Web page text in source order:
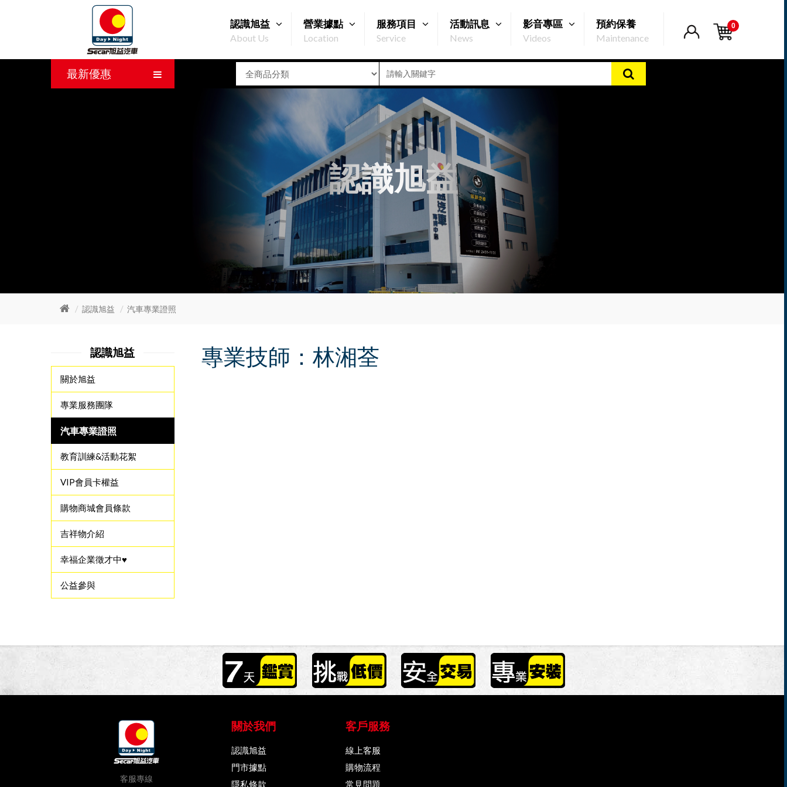
0
認識旭益
About Us
營業據點
Location
服務項目
Service
活動訊息
News
影音專區
Videos
預約保養
Maintenance
最新優惠
認識旭益
認識旭益 汽車專業證照
專業技師：林湘荃
認識旭益
關於旭益
專業服務團隊
汽車專業證照
教育訓練&活動花絮
VIP會員卡權益
購物商城會員條款
吉祥物介紹
幸福企業徵才中♥
公益參與
客服專線
關於我們
認識旭益
門市據點
隱私條款
客戶服務
線上客服
購物流程
常見問題